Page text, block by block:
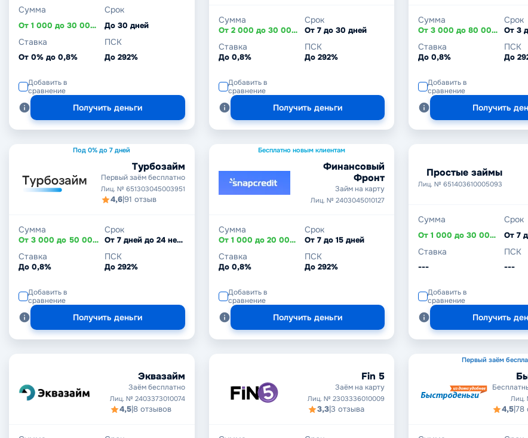
Сумма
От 1 000 до 30 000 ₽
Срок
До 30 дней
Ставка
От 0% до 0,8%
ПСК
До 292%
Добавить в
сравнение
Получить деньги
Сумма
От 2 000 до 30 000 ₽
Срок
От 7 до 30 дней
Ставка
До 0,8%
ПСК
До 292%
Добавить в
сравнение
Получить деньги
Сумма
От 3 000 до 80 000 ₽
Срок
От 3
Ставка
До 0,8%
ПСК
До
Добавить в
сравнение
Получить
Под 0% до 7 дней
Турбозайм
Первый заём бесплатно
Лиц. № 651303045003951
4,6|91 отзыв
Сумма
От 3 000 до 50 000 ₽
Срок
От 7 дней до 24 недель
Ставка
До 0,8%
ПСК
До 292%
Добавить в
сравнение
Получить деньги
Бесплатно новым клиентам
Финансовый
Фронт
Займ на карту
Лиц. № 2403045010127
Сумма
От 1 000 до 20 000 ₽
Срок
От 7 до 15 дней
Ставка
До 0,8%
ПСК
До 292%
Добавить в
сравнение
Получить деньги
Простые займы
Лиц. № 651403610005093
Сумма
От 1 000 до 30 000 ₽
Срок
От 7
Ставка
---
ПСК
---
Добавить в
сравнение
Получить
Эквазайм
Заём бесплатно
Лиц. № 2403373010074
4,5|8 отзывов
Fin 5
Заём на карту
Лиц. № 2303336010009
3,3|3 отзыва
Первый заём
Лиц.
4,5|78